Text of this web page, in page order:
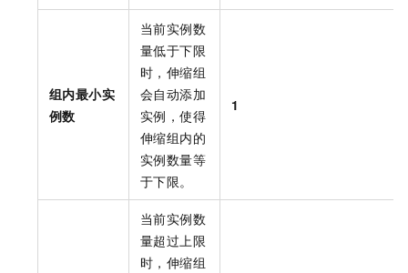
组内最小实
例数
当前实例数
量低于下限
时，伸缩组
会自动添加
实例，使得
伸缩组内的
实例数量等
于下限。
1
当前实例数
量超过上限
时，伸缩组